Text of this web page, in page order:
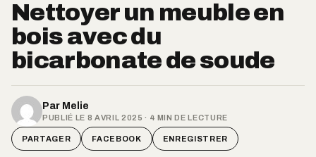
Nettoyer un meuble en
bois avec du
bicarbonate de soude
Par Melie
PUBLIÉ LE 8 AVRIL 2025 · 4 MIN DE LECTURE
PARTAGER FACEBOOK ENREGISTRER